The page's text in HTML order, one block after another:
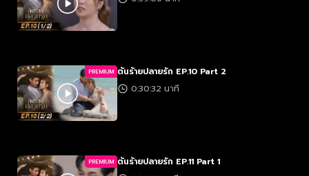
PREMIUM ต้นร้ายปลายรัก EP.10 Part 2
0:30:32 นาที
PREMIUM ต้นร้ายปลายรัก EP.11 Part 1